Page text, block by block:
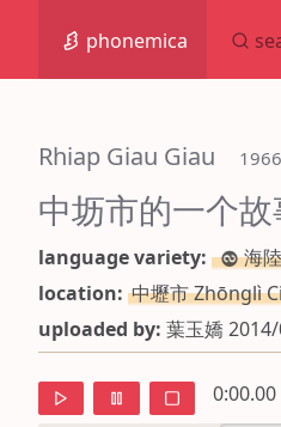
phonemica
Rhiap Giau Giau
中坜市的一个故
language variety: 海
location: 中壢市 Zhōnglì
uploaded by: 葉玉嬌
0:00.00